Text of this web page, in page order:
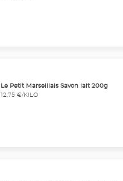
Le Petit Marseillais Savon lait 200g
12,75 €/KILO